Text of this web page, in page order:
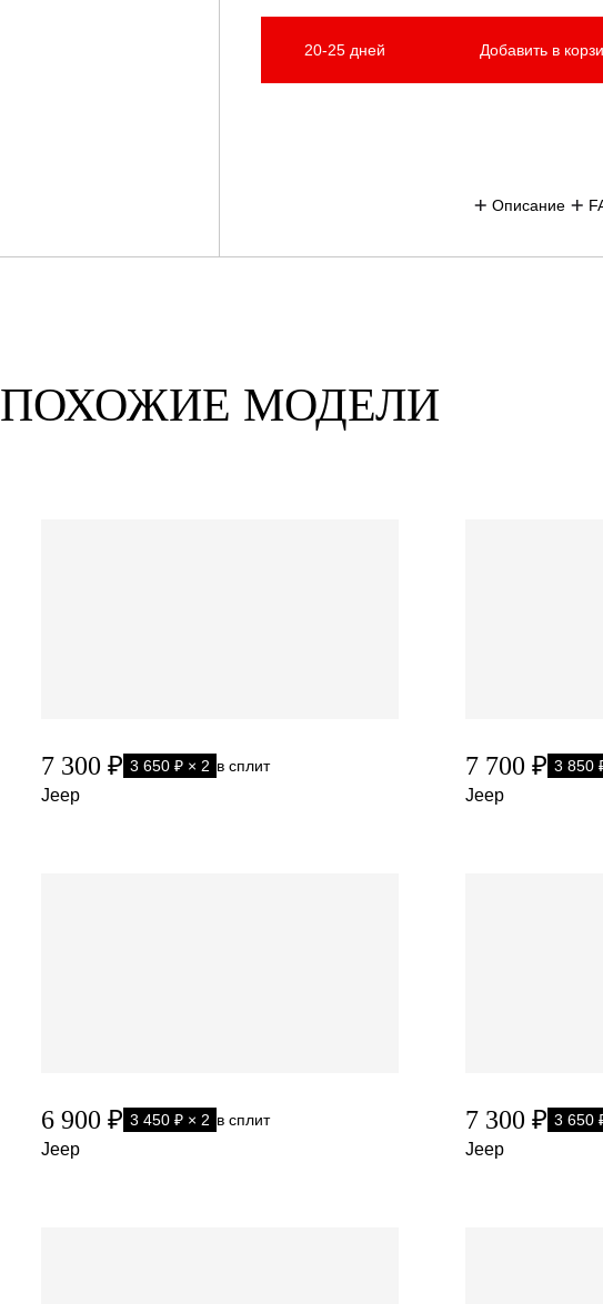
20-25 дней Добавить в
Описание
ПОХОЖИЕ МОДЕЛИ
7 300 ₽ 3 650 ₽ × 2 в сплит
Jeep
7 700 ₽ 3 850
Jeep
6 900 ₽ 3 450 ₽ × 2 в сплит
Jeep
7 300 ₽ 3 650
Jeep